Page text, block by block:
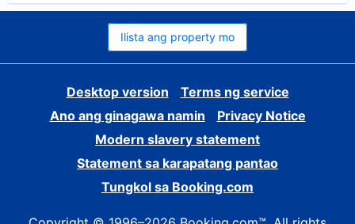
Ilista ang property mo
Desktop version
Terms ng service
Ano ang ginagawa namin
Privacy Notice
Modern slavery statement
Statement sa karapatang pantao
Tungkol sa Booking.com